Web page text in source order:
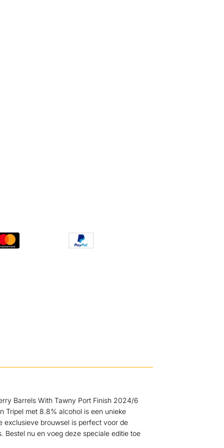
Barrels With Tawny Port Finish 2024/6
Tripel met 8.8% alcohol is een unieke
exclusieve brouwsel is perfect voor de
Bestel nu en voeg deze speciale editie toe